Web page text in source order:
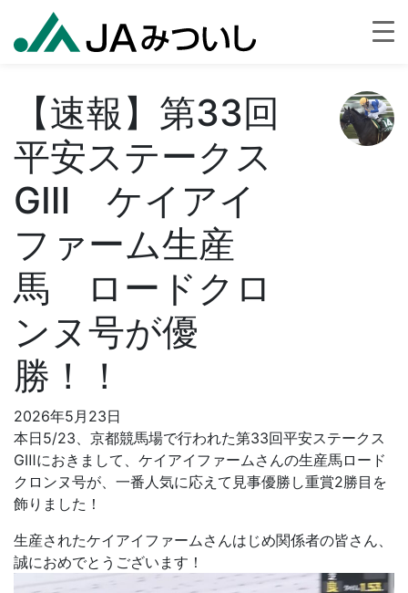
【速報】第33回
平安ステークス
GⅢ ケイアイ
ファーム生産
馬 ロードクロ
ンヌ号が優
勝！！
2026年5月23日
本日5/23、京都競馬場で行われた第33回平安ステークス
GⅢにおきまして、ケイアイファームさんの生産馬ロード
クロンヌ号が、一番人気に応えて見事優勝し重賞2勝目を
飾りました！
生産されたケイアイファームさんはじめ関係者の皆さん、
誠におめでとうございます！